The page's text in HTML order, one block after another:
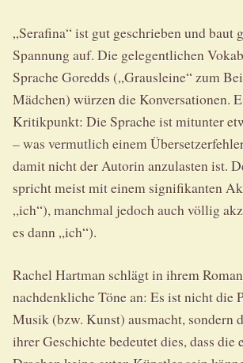
„Serafina“ ist gut geschrieben und baut
Spannung auf. Die gelegentlichen
Sprache Goredds („Grausleine“ zum
Mädchen) würzen die Konversationen.
Kritikpunkt: Die Sprache ist mitunter
– was vermutlich einem
damit nicht der Autorin anzulasten ist.
spricht meist mit einem signifikanten
„ich“), manchmal jedoch auch völlig
es dann „ich“).
Rachel Hartman schlägt in ihrem
nachdenkliche Töne an: Es ist nicht die
Musik (bzw. Kunst) ausmacht, sondern
ihrer Geschichte bedeutet dies, dass die